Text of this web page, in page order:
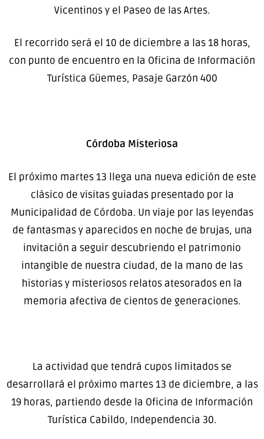
Vicentinos y el Paseo de las Artes.
El recorrido será el 10 de diciembre a las 18 horas,
con punto de encuentro en la Oficina de Información
Turística Güemes, Pasaje Garzón 400
Córdoba Misteriosa
El próximo martes 13 llega una nueva edición de este
clásico de visitas guiadas presentado por la
Municipalidad de Córdoba. Un viaje por las leyendas
de fantasmas y aparecidos en noche de brujas, una
invitación a seguir descubriendo el patrimonio
intangible de nuestra ciudad, de la mano de las
historias y misteriosos relatos atesorados en la
memoria afectiva de cientos de generaciones.
La actividad que tendrá cupos limitados se
desarrollará el próximo martes 13 de diciembre, a las
19 horas, partiendo desde la Oficina de Información
Turística Cabildo, Independencia 30.